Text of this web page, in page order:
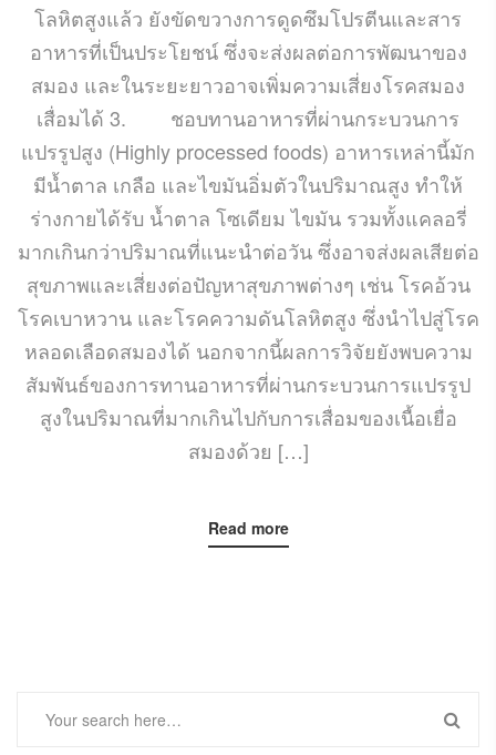
โลหิตสูงแล้ว ยังขัดขวางการดูดซึมโปรตีนและสาร
อาหารที่เป็นประโยชน์ ซึ่งจะส่งผลต่อการพัฒนาของ
สมอง และในระยะยาวอาจเพิ่มความเสี่ยงโรคสมอง
เสื่อมได้ 3. ชอบทานอาหารที่ผ่านกระบวนการ
แปรรูปสูง (Highly processed foods) อาหารเหล่านี้มัก
มีน้ำตาล เกลือ และไขมันอิ่มตัวในปริมาณสูง ทำให้
ร่างกายได้รับ น้ำตาล โซเดียม ไขมัน รวมทั้งแคลอรี่
มากเกินกว่าปริมาณที่แนะนำต่อวัน ซึ่งอาจส่งผลเสียต่อ
สุขภาพและเสี่ยงต่อปัญหาสุขภาพต่างๆ เช่น โรคอ้วน
โรคเบาหวาน และโรคความดันโลหิตสูง ซึ่งนำไปสู่โรค
หลอดเลือดสมองได้ นอกจากนี้ผลการวิจัยยังพบความ
สัมพันธ์ของการทานอาหารที่ผ่านกระบวนการแปรรูป
สูงในปริมาณที่มากเกินไปกับการเสื่อมของเนื้อเยื่อ
สมองด้วย […]
Read more